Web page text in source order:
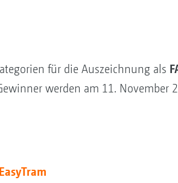
für die Auszeichnung als
werden am 11. November